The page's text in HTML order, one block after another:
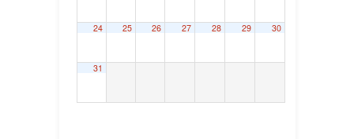
24 25 26 27 28 29 30
31